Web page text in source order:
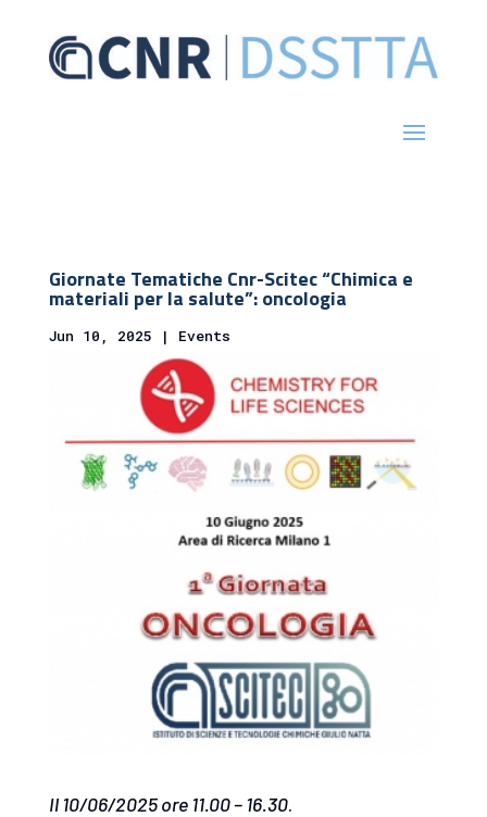
Giornate Tematiche Cnr-Scitec “Chimica e
materiali per la salute”: oncologia
Jun 10, 2025 | Events
Il 10/06/2025 ore 11.00 – 16.30.